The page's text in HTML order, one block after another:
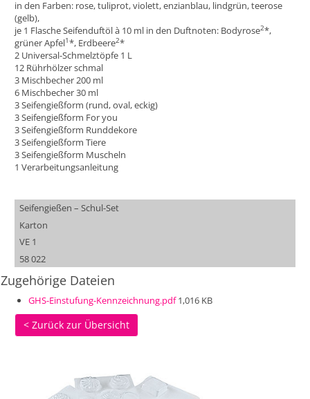
in den Farben: rose, tuliprot, violett, enzianblau, lindgrün, teerose
(gelb),
je 1 Flasche Seifenduftöl à 10 ml in den Duftnoten: Bodyrose2*,
grüner Apfel1*, Erdbeere2*
2 Universal-Schmelztöpfe 1 L
12 Rührhölzer schmal
3 Mischbecher 200 ml
6 Mischbecher 30 ml
3 Seifengießform (rund, oval, eckig)
3 Seifengießform For you
3 Seifengießform Runddekore
3 Seifengießform Tiere
3 Seifengießform Muscheln
1 Verarbeitungsanleitung
Seifengießen – Schul-Set
Karton
VE 1
58 022
Zugehörige Dateien
GHS-Einstufung-Kennzeichnung.pdf 1,016 KB
< Zurück zur Übersicht